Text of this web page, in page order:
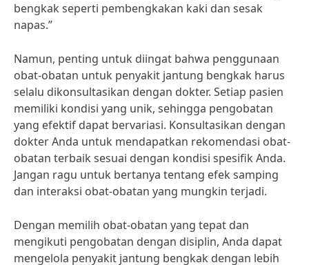
bengkak seperti pembengkakan kaki dan sesak
napas.”
Namun, penting untuk diingat bahwa penggunaan
obat-obatan untuk penyakit jantung bengkak harus
selalu dikonsultasikan dengan dokter. Setiap pasien
memiliki kondisi yang unik, sehingga pengobatan
yang efektif dapat bervariasi. Konsultasikan dengan
dokter Anda untuk mendapatkan rekomendasi obat-
obatan terbaik sesuai dengan kondisi spesifik Anda.
Jangan ragu untuk bertanya tentang efek samping
dan interaksi obat-obatan yang mungkin terjadi.
Dengan memilih obat-obatan yang tepat dan
mengikuti pengobatan dengan disiplin, Anda dapat
mengelola penyakit jantung bengkak dengan lebih